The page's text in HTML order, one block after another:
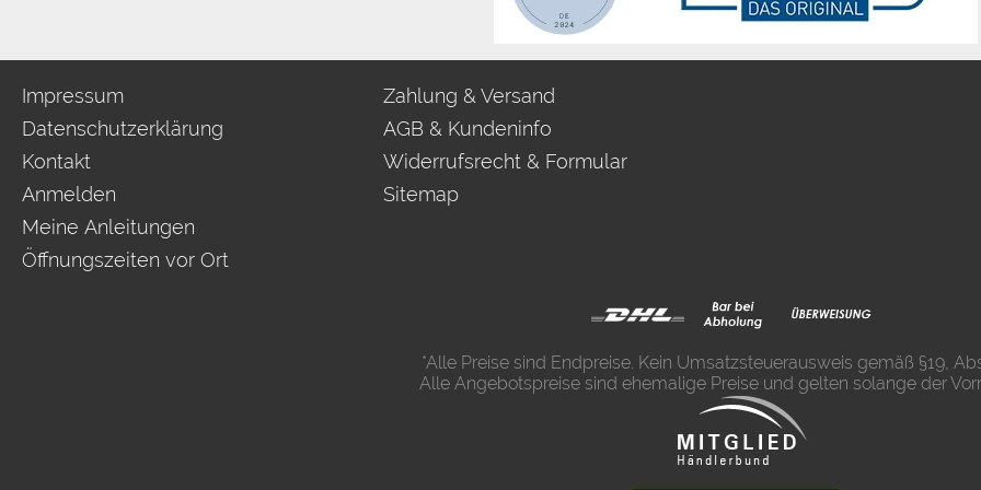
Impressum
Datenschutzerklärung
Kontakt
Anmelden
Meine Anleitungen
Öffnungszeiten vor Ort
Zahlung & Versand
AGB & Kundeninfo
Widerrufsrecht & Formular
Sitemap
*Alle Preise sind Endpreise. Kein Umsatzsteuerausweis gemäß §19,
Alle Angebotspreise sind ehemalige Preise und gelten solange der